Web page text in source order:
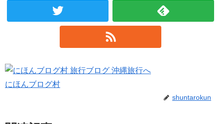
にほんブログ村
shuntarokun